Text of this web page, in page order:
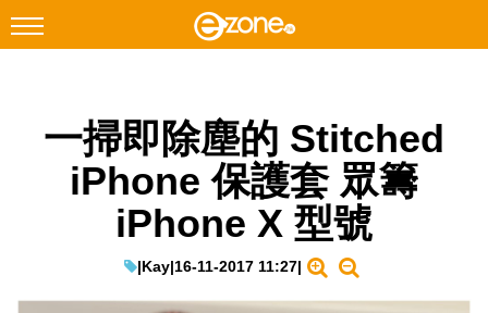
Facebook Instagram
科技焦點
教學評測
一掃即除塵的 Stitched
iPhone 保護套 眾籌
iPhone X 型號
|Kay|16-11-2017 11:27|